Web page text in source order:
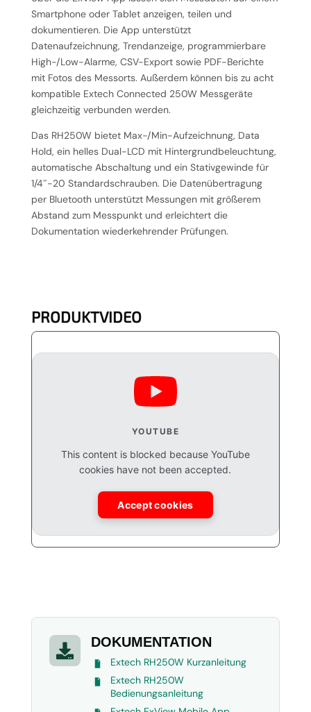
Smartphone oder Tablet anzeigen, teilen und
dokumentieren. Die App unterstützt
Datenaufzeichnung, Trendanzeige, programmierbare
High-/Low-Alarme, CSV-Export sowie PDF-Berichte
mit Fotos des Messorts. Außerdem können bis zu acht
kompatible Extech Connected 250W Messgeräte
gleichzeitig verbunden werden.
Das RH250W bietet Max-/Min-Aufzeichnung, Data
Hold, ein helles Dual-LCD mit Hintergrundbeleuchtung,
automatische Abschaltung und ein Stativgewinde für
1/4″-20 Standardschrauben. Die Datenübertragung
per Bluetooth unterstützt Messungen mit größerem
Abstand zum Messpunkt und erleichtert die
Dokumentation wiederkehrender Prüfungen.
PRODUKTVIDEO
YOUTUBE
This content is blocked because YouTube
cookies have not been accepted.
Accept cookies
 DOKUMENTATION
Extech RH250W Kurzanleitung
Extech RH250W
Bedienungsanleitung